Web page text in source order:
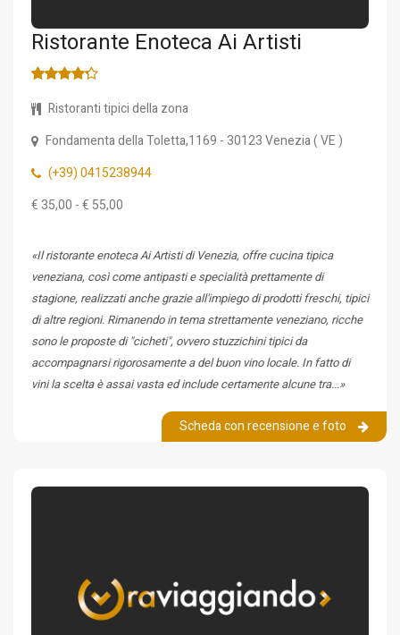
Ristorante Enoteca Ai Artisti
Ristoranti tipici della zona
Fondamenta della Toletta,1169 - 30123Venezia(VE)
(+39) 0415238944
€ 35,00 - € 55,00
«Il ristorante enoteca Ai Artisti di Venezia, offre cucina tipica
veneziana, così come antipasti e specialità prettamente di
stagione, realizzati anche grazie all'impiego di prodotti freschi, tipici
di altre regioni. Rimanendo in tema strettamente veneziano, ricche
sono le proposte di "cicheti", ovvero stuzzichini tipici da
accompagnarsi rigorosamente a del buon vino locale. In fatto di
vini la scelta è assai vasta ed include certamente alcune tra...»
Scheda con recensione e foto